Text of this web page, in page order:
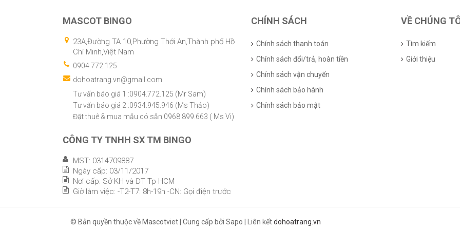
MASCOT BINGO
23A,Đường TA 10,Phường Thới An,Thành phố Hồ
Chí Minh,Việt Nam
0904 772 125
dohoatrang.vn@gmail.com
Tư vấn báo giá 1 :0904.772.125 (Mr Sam)
Tư vấn báo giá 2 :0934.945.946 (Ms Thảo)
Đặt thuê & mua mẫu có sẵn 0968.899.663 ( Ms Vi)
CÔNG TY TNHH SX TM BINGO
MST: 0314709887
Ngày cấp: 03/11/2017
Nơi cấp: Sở KH và ĐT Tp HCM
Giờ làm việc: -T2-T7: 8h-19h -CN: Gọi điện trước
CHÍNH SÁCH
Chính sách thanh toán
Chính sách đổi/trả, hoàn tiền
Chính sách vận chuyển
Chính sách bảo hành
Chính sách bảo mật
VỀ CHÚNG
Tìm kiếm
Giới thiệu
© Bản quyền thuộc về Mascotviet | Cung cấp bởi Sapo | Liên kếtdohoatrang.vn